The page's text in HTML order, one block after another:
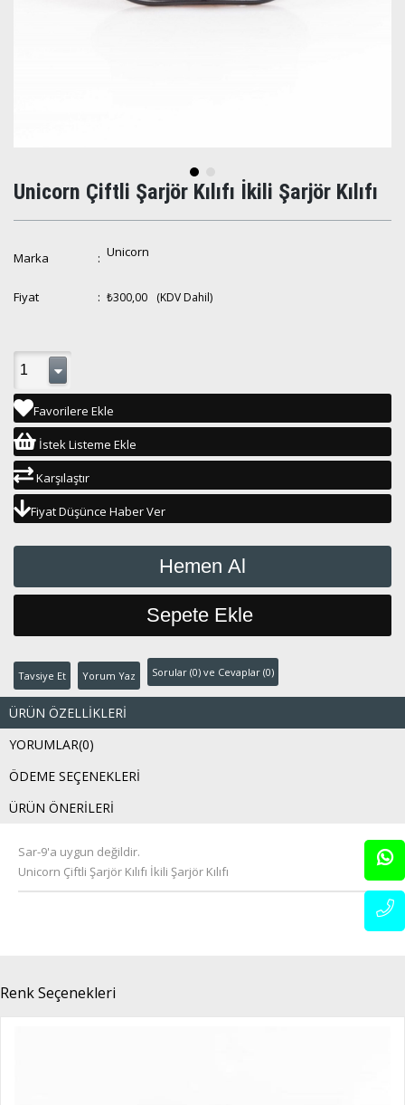
Unicorn Çiftli Şarjör Kılıfı İkili Şarjör Kılıfı
Marka : Unicorn
Fiyat : ₺300,00 (KDV Dahil)
Favorilere Ekle
İstek Listeme Ekle
Karşılaştır
Fiyat Düşünce Haber Ver
Tavsiye Et Yorum Yaz Sorular (0) ve Cevaplar (0)
ÜRÜN ÖZELLIKLERI
YORUMLAR(0)
ÖDEME SEÇENEKLERI
ÜRÜN ÖNERILERI
Sar-9'a uygun değildir.
Unicorn Çiftli Şarjör Kılıfı İkili Şarjör Kılıfı
Renk Seçenekleri